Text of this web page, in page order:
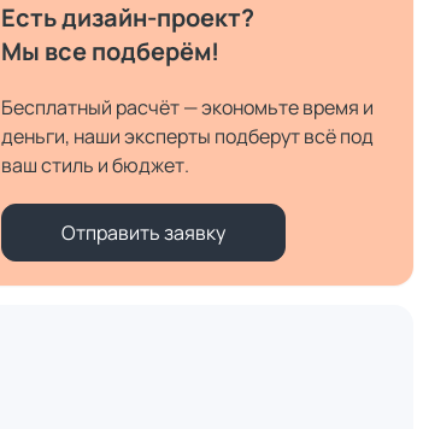
Есть дизайн-проект?
Мы все подберём!
Бесплатный расчёт — экономьте время и
деньги, наши эксперты подберут всё под
ваш стиль и бюджет.
Отправить заявку